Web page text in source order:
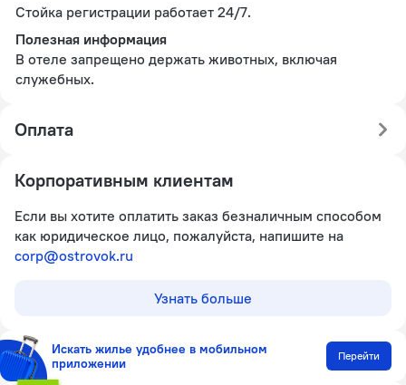
Стойка регистрации работает 24/7.
Полезная информация
В отеле запрещено держать животных, включая
служебных.
Оплата
Корпоративным клиентам
Если вы хотите оплатить заказ безналичным способом
как юридическое лицо, пожалуйста, напишите на
corp@ostrovok.ru
Узнать больше
Искать жилье удобнее в мобильном
приложении
Перейти